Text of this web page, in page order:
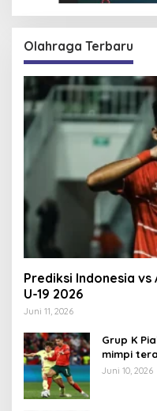
Olahraga Terbaru
Prediksi Indonesia vs
U-19 2026
Juni 11, 2026
Grup K
mimpi
Juni 10, 2026